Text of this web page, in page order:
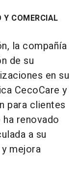
Y COMERCIAL
la compañía
de su
en su
CecoCare y
para clientes
renovado
a su
mejora